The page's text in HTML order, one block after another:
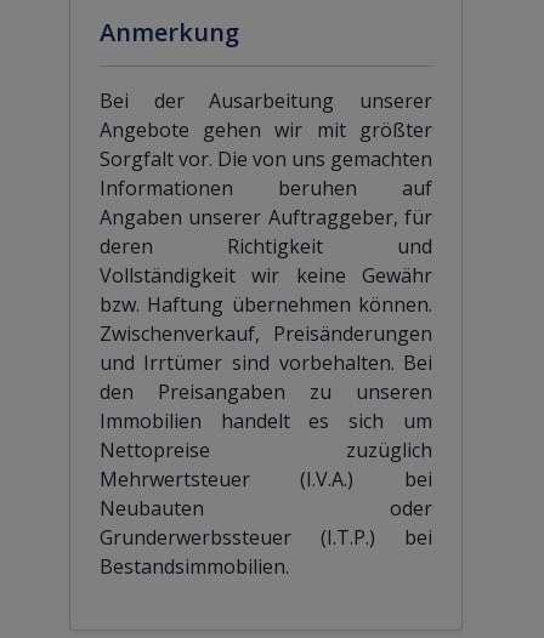
Anmerkung
Bei der Ausarbeitung unserer
Angebote gehen wir mit größter
Sorgfalt vor. Die von uns gemachten
Informationen beruhen auf
Angaben unserer Auftraggeber, für
deren Richtigkeit und
Vollständigkeit wir keine Gewähr
bzw. Haftung übernehmen können.
Zwischenverkauf, Preisänderungen
und Irrtümer sind vorbehalten. Bei
den Preisangaben zu unseren
Immobilien handelt es sich um
Nettopreise zuzüglich
Mehrwertsteuer (I.V.A.) bei
Neubauten oder
Grunderwerbssteuer (I.T.P.) bei
Bestandsimmobilien.